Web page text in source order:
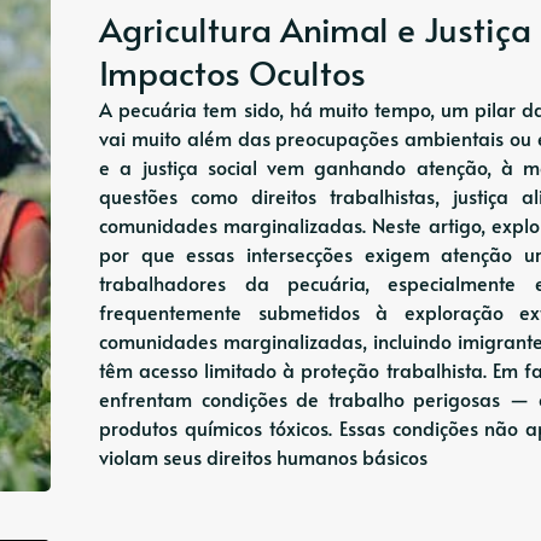
Agricultura Animal e Justiça
Impactos Ocultos
A pecuária tem sido, há muito tempo, um pilar
vai muito além das preocupações ambientais
e a justiça social vem ganhando atenção, à
questões como direitos trabalhistas, justiça
comunidades marginalizadas. Neste artigo,
por que essas intersecções exigem atenção
trabalhadores da pecuária,
frequentemente submetidos à exploração
comunidades marginalizadas, incluindo
têm acesso limitado à proteção trabalhista. Em
enfrentam condições de trabalho perigosas —
produtos químicos tóxicos. Essas condições
violam seus direitos humanos básicos